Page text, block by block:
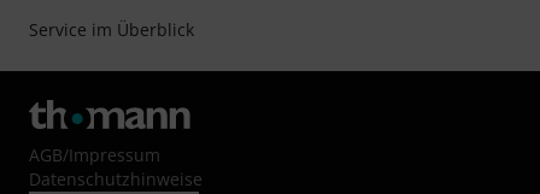
Service im Überblick
AGB/Impressum
Datenschutzhinweise